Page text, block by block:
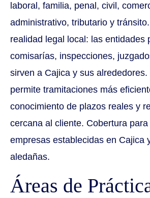
laboral, familia, penal, civil,
administrativo, tributario y
realidad legal local: las entidades
comisarías, inspecciones,
sirven a Cajica y sus alrededores.
permite tramitaciones más
conocimiento de plazos reales y
cercana al cliente. Cobertura
empresas establecidas en Cajica
aledañas.
Áreas de